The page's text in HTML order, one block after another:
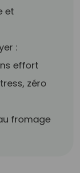
et
:
effort
zéro
fromage